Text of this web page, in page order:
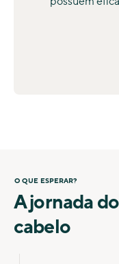
O QUE ESPERAR?
A jornada
cabelo